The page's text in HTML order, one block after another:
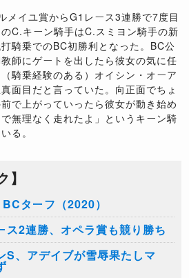
メイユ賞からG1レース3連勝で7度目
C.キーン騎手はC.スミヨン騎手の新
騎乗でのBC初勝利となった。BC公
師にゲートを出したら彼女の気に任
騎乗経験のある）オイシン・オーア
面目だと言っていた。向正面でちょ
で上がっていったら彼女が動き始め
無理なく走れたよ」というキーン騎
る。
】
ターフ（2020）
ス2連勝、オペラ賞も競り勝ち
S、アデイブが雪辱果たしマ